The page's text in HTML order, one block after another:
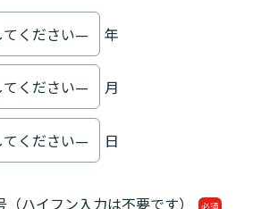
年
月
日
ハイフン入力は不要です） 必須